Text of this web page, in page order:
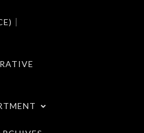
｜